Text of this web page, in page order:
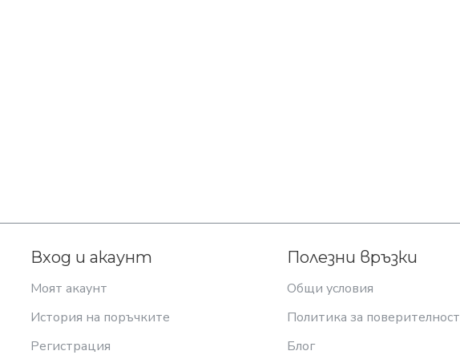
Вход и акаунт
Моят акаунт
История на поръчките
Регистрация
Полезни връзки
Общи условия
Политика за поверителност
Блог